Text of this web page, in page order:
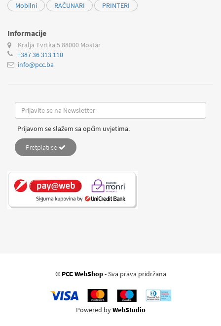
Mobilni
RAČUNARI PRINTERI
Informacije
Kralja Tvrtka 5 88000 Mostar
+387 36 313 110
info@pcc.ba
Prijavom se slažem sa općim uvjetima.
Pretplati se
© PCC WebShop- Sva prava pridržana
Powered byWebStudio